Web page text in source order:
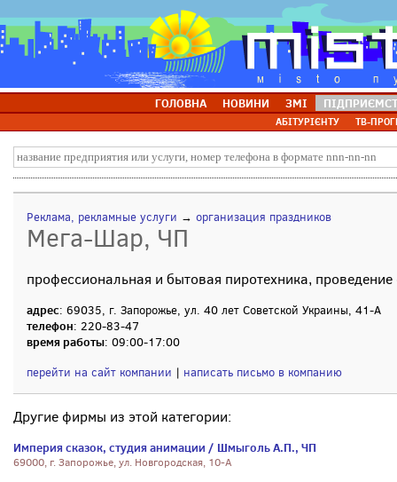
ГОЛОВНА НОВИНИ ЗМІ
АБІТУРІЄНТУ ТВ-
Реклама, рекламные услуги → организация праздников
Мега-Шар, ЧП
профессиональная и бытовая пиротехника,
адрес: 69035, г. Запорожье, ул. 40 лет Советской Украины, 41-А
телефон: 220-83-47
время работы: 09:00-17:00
перейти на сайт компании | написать письмо в компанию
Другие фирмы из этой категории:
Империя сказок, студия анимации / Шмыголь А.П., ЧП
69000, г. Запорожье, ул. Новгородская, 10-А